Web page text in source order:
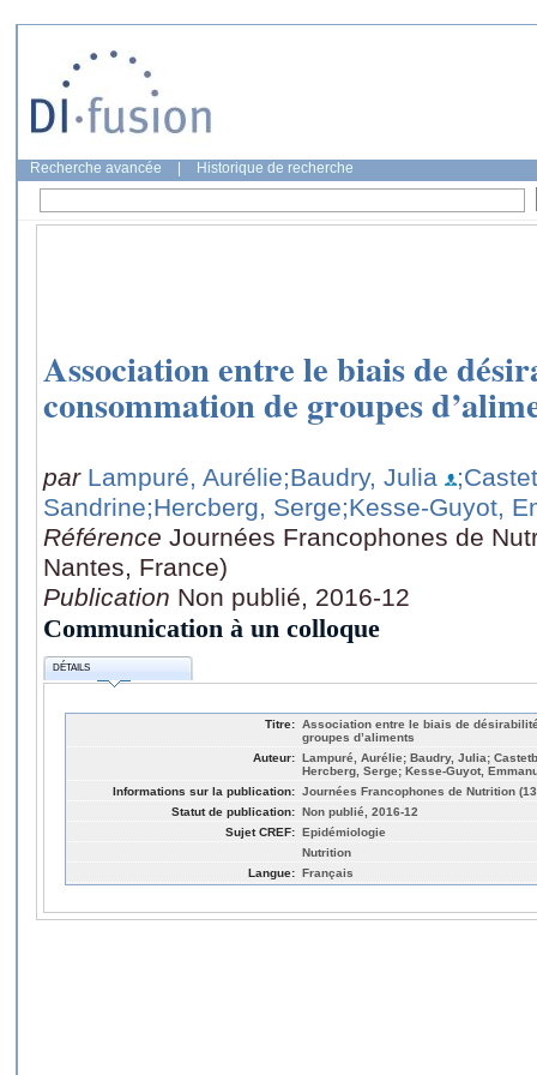
Recherche avancée Historique de recherche
Association entre le biais de
consommation de groupes
par Lampuré, Aurélie;Baudry, Julia
Sandrine;Hercberg, Serge;Kesse-Guyot,
Référence Journées Francophones de
Nantes, France)
Publication Non publié, 2016-12
Communication à un colloque
DÉTAILS
Titre: Association entre le biais de
groupes d’aliments
Auteur: Lampuré, Aurélie; Baudry, Julia;
Hercberg, Serge; Kesse-Guyot,
Informations sur la publication: Journées Francophones de Nutrition
Statut de publication: Non publié, 2016-12
Sujet CREF: Epidémiologie
Nutrition
Langue: Français